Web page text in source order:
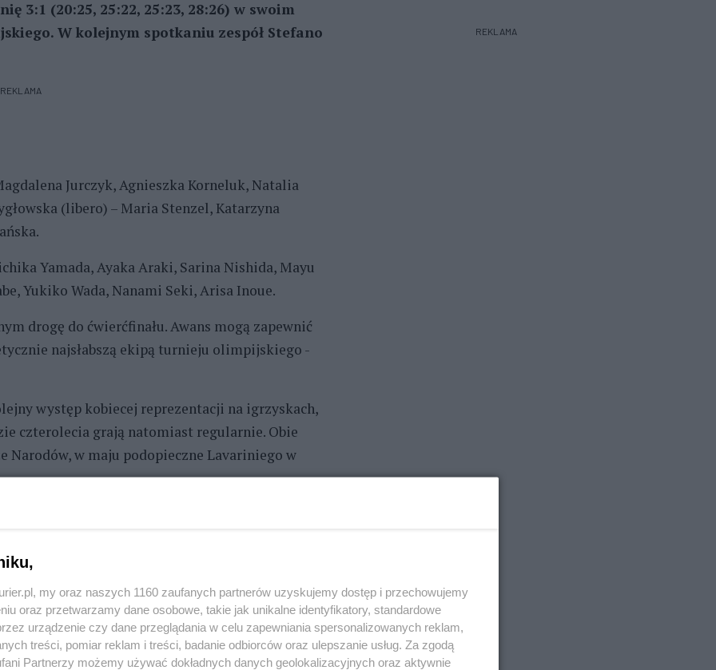
3:1 (20:25, 25:22, 25:23, 28:26) w swoim
W kolejnym spotkaniu zespół Stefano
REKLAMA
Jurczyk, Agnieszka Korneluk, Natalia
(libero) – Maria Stenzel, Katarzyna
Yamada, Ayaka Araki, Sarina Nishida, Mayu
Yukiko Wada, Nanami Seki, Arisa Inoue.
drogę do ćwierćfinału. Awans mogą zapewnić
najsłabszą ekipą turnieju olimpijskiego -
występ kobiecej reprezentacji na igrzyskach,
czterolecia grają natomiast regularnie. Obie
Narodów, w maju podopieczne Lavariniego w
było początkowo atutem Azjatek, bowiem Polki
Pojawiały się błędy na zagrywce i w ataku, ale
i biało-czerwone wygrywały 11:9. Z
inicjatywę przejęły Japonki i ta wyrównana
Azjatek, a polskim siatkarkom przytrafiło się kilka
się liderka reprezentacji Japonii Sarina
Koga.
REKLAMA
my oraz naszych 1160 zaufanych partnerów uzyskujemy dostęp i przechowujemy
oraz przetwarzamy dane osobowe, takie jak unikalne identyfikatory, standardowe
urządzenie czy dane przeglądania w celu zapewniania spersonalizowanych reklam,
treści, pomiar reklam i treści, badanie odbiorców oraz ulepszanie usług. Za zgodą
Partnerzy możemy używać dokładnych danych geolokalizacyjnych oraz aktywnie